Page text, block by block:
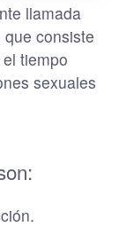
llamada
consiste
tiempo
sexuales